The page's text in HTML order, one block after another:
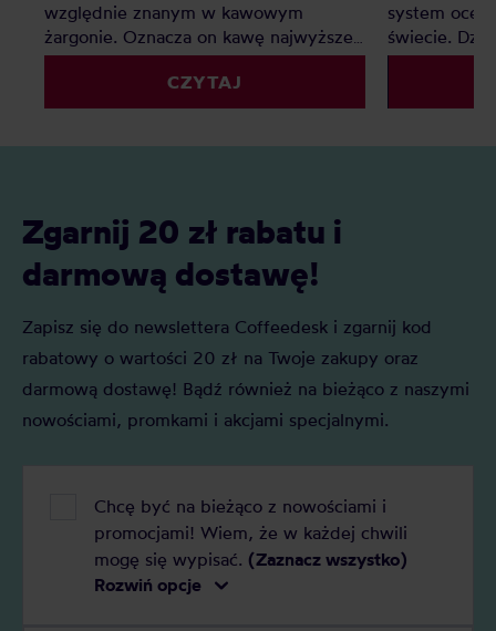
względnie znanym w kawowym
żargonie. Oznacza on kawę najwyższej
jakości, jednak co z kawą premium?
Czy to tylko chwyt marketingowy czy
faktyczna ocena jakości? Z tego
domu?
CZYTAJ
system
świecie.
palarnie i
kryteriów. Z
Zgarnij 20 zł rabatu i
darmową dostawę!
Zapisz się do newslettera Coffeedesk i zgarnij kod
rabatowy o wartości 20 zł na Twoje zakupy oraz
darmową dostawę! Bądź również na bieżąco z naszymi
nowościami, promkami i akcjami specjalnymi.
Chcę być na bieżąco z nowościami i
promocjami! Wiem, że w każdej chwili
mogę się wypisać. (Zaznacz wszystko)
Rozwiń opcje